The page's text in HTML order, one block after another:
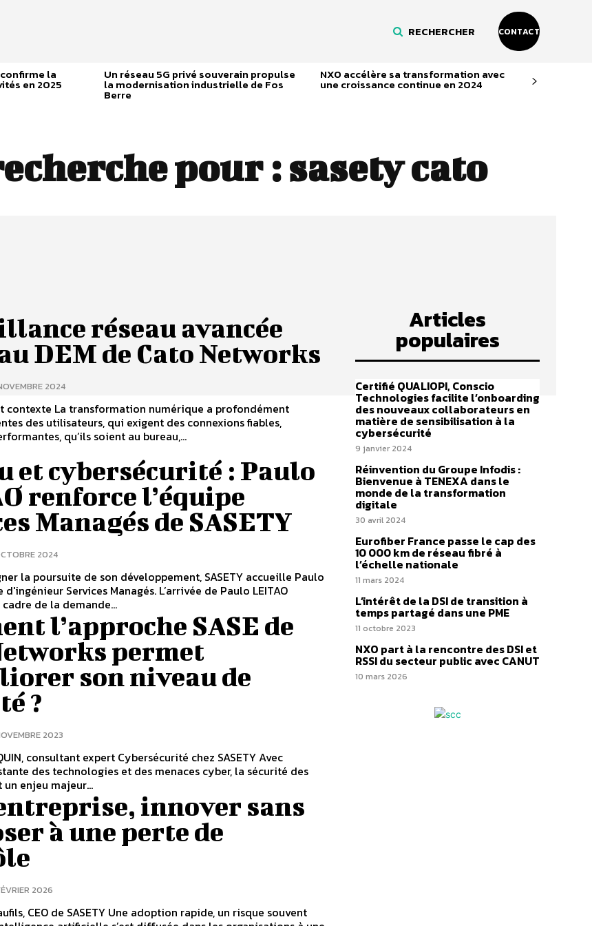
RECHERCHER CONTACT
la
en 2025
Un réseau 5G privé souverain propulse
la modernisation industrielle de Fos
Berre
NXO accélère sa transformation avec
une croissance continue en 2024
pour :sasety cato
réseau avancée
DEM de Cato Networks
2024
contexte La transformation numérique a profondément
des utilisateurs, qui exigent des connexions fiables,
qu’ils soient au bureau,...
et cybersécurité : Paulo
renforce l’équipe
Managés de SASETY
2024
la poursuite de son développement, SASETY accueille Paulo
d'ingénieur Services Managés. L’arrivée de Paulo LEITAO
de la demande...
l’approche SASE de
permet
son niveau de
?
2023
consultant expert Cybersécurité chez SASETY Avec
des technologies et des menaces cyber, la sécurité des
enjeu majeur...
innover sans
à une perte de
2026
Une adoption rapide, un risque souvent
Articles
populaires
Certifié QUALIOPI, Conscio
Technologies facilite l’onboarding
des nouveaux collaborateurs en
matière de sensibilisation à la
cybersécurité
9 janvier 2024
Réinvention du Groupe Infodis :
Bienvenue à TENEXA dans le
monde de la transformation
digitale
30 avril 2024
Eurofiber France passe le cap des
10 000 km de réseau fibré à
l’échelle nationale
11 mars 2024
L’intérêt de la DSI de transition à
temps partagé dans une PME
11 octobre 2023
NXO part à la rencontre des DSI et
RSSI du secteur public avec CANUT
10 mars 2026